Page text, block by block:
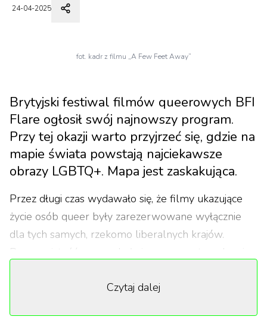
24-04-2025
fot. kadr z filmu „A Few Feet Away”
Brytyjski festiwal filmów queerowych BFI
Flare ogłosił swój najnowszy program.
Przy tej okazji warto przyjrzeć się, gdzie na
mapie świata powstają najciekawsze
obrazy LGBTQ+. Mapa jest zaskakująca.
Przez długi czas wydawało się, że filmy ukazujące
życie osób queer były zarezerwowane wyłącznie
dla tych samych, rzekomo liberalnych krajów.
Rzeczywistość zawsze była inna – nawet w ukryciu,
narzędzia, by opowiadać historie, które uznawali za
Czytaj dalej